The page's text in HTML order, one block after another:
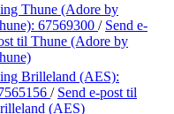
Thune (Adore by
67569300 / Send e-
til Thune (Adore by
Brilleland (AES):
/ Send e-post til
(AES)